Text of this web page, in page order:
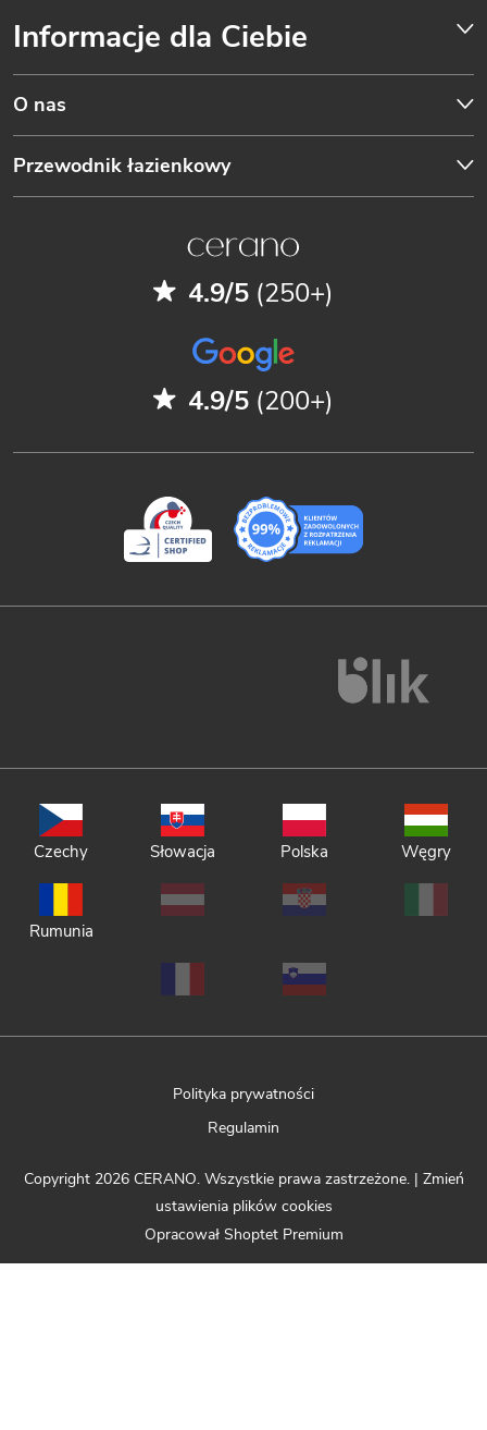
Informacje dla Ciebie
O nas
Przewodnik łazienkowy
4.9/5 (250+)
4.9/5 (200+)
Czechy Słowacja Polska Węgry
Rumunia
Polityka prywatności
Regulamin
Opracował Shoptet Premium
Copyright 2026 CERANO. Wszystkie prawa zastrzeżone. | Zmień
ustawienia plików cookies